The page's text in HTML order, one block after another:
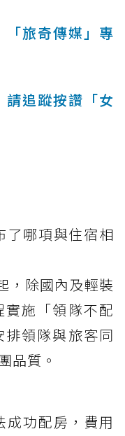
「旅奇傳媒」專
追蹤按讚「女
了哪項與住宿相
，除國內及輕裝
施「領隊不配
領隊與旅客同
品質。
成功配房，費用